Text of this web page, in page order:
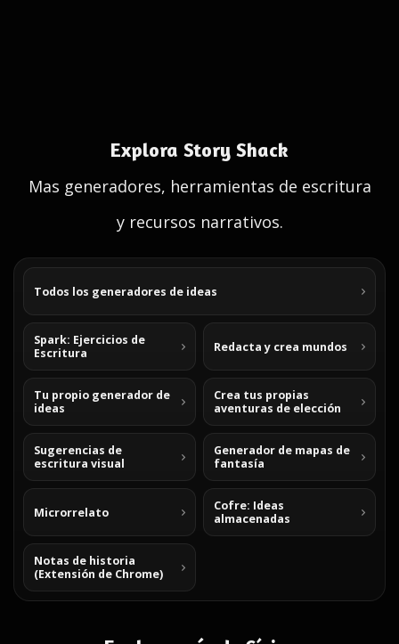
Explora Story Shack
Mas generadores, herramientas de escritura
y recursos narrativos.
Todos los generadores de ideas
Spark: Ejercicios de
Escritura
Redacta y crea mundos
Tu propio generador de
ideas
Crea tus propias
aventuras de elección
Sugerencias de
escritura visual
Generador de mapas de
fantasía
Microrrelato
Cofre: Ideas
almacenadas
Notas de historia
(Extensión de Chrome)